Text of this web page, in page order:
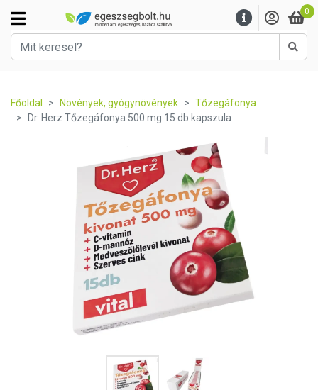
0
Főoldal Növények, gyógynövények
Tőzegáfonya
Dr. Herz Tőzegáfonya 500 mg 15 db kapszula